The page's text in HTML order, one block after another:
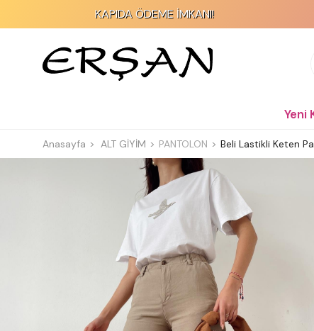
KAPIDA ÖDEME İMKANI!
Yeni
Anasayfa ALT GİYİM PANTOLON Beli Lastikli Keten